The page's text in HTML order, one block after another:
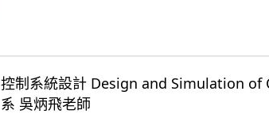
控制系統設計 Design and Simulation
系 吳炳飛老師